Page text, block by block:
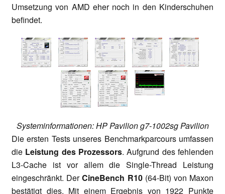
Umsetzung von AMD eher noch in den Kinderschuhen
befindet.
Systeminformationen: HP Pavilion g7-1002sg Pavilion
Die ersten Tests unseres Benchmarkparcours umfassen
die Leistung des Prozessors. Aufgrund des fehlenden
L3-Cache ist vor allem die Single-Thread Leistung
eingeschränkt. DerCineBench R10(64-Bit) von Maxon
bestätigt dies. Mit einem Ergebnis von 1922 Punkte